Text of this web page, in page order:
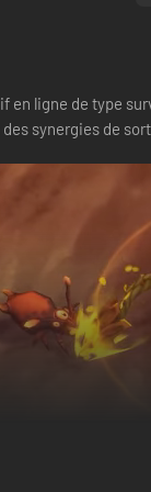
en ligne de type
synergies de